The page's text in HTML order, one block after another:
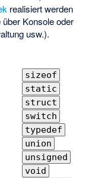
realisiert werden
Konsole oder
usw.).
sizeof
static
struct
switch
typedef
union
unsigned
void